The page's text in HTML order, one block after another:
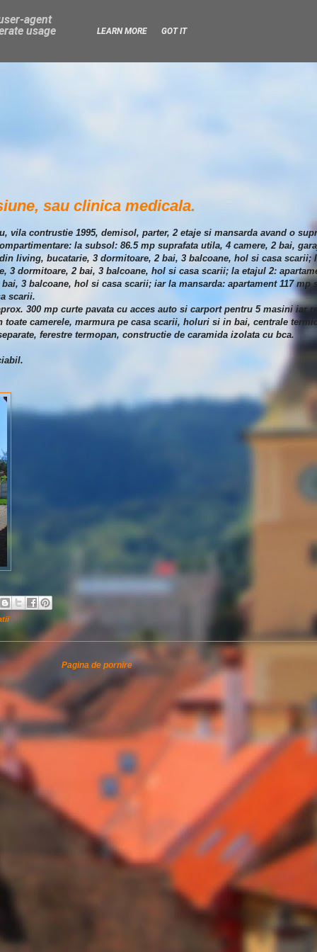
sau clinica medicala.
contrustie 1995, demisol, parter, 2 etaje si mansarda avand o
la subsol: 86.5 mp suprafata utila, 4 camere, 2 bai,
living, bucatarie, 3 dormitoare, 2 bai, 3 balcoane, hol si casa scarii;
3 dormitoare, 2 bai, 3 balcoane, hol si casa scarii; la etajul 2:
3 balcoane, hol si casa scarii; iar la mansarda: apartament 117 mp
scarii.
300 mp curte pavata cu acces auto si carport pentru 5 masini iar
camerele, marmura pe casa scarii, holuri si in bai, centrale
ferestre termopan, constructie de caramida izolata cu bca.
Pagina de pornire
agent
usage
LEARN MORE GOT IT